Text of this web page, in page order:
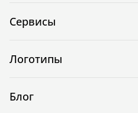
Сервисы
Логотипы
Блог